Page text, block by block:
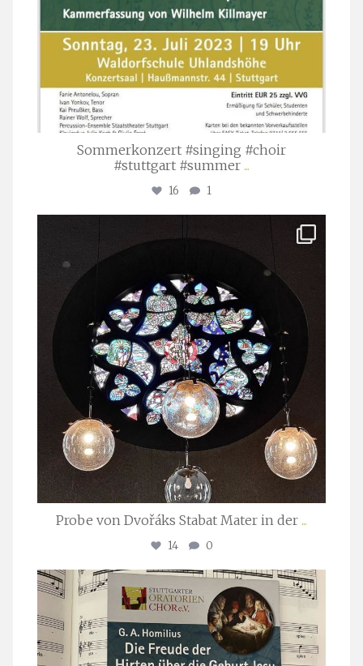
Sommerkonzert #singing #choir
#stuttgart #summer ...
16 1
Apr. 1
Probe von Dvořáks Stabat Mater in der ...
14 0
stuttgarter_oratorienchor
Nov. 29